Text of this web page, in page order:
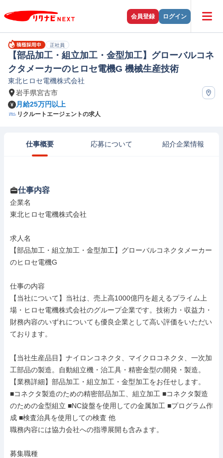
会員登録 ログイン
正社員
【部品加工・組立加工・金型加工】グローバルコネ
クタメーカーのヒロセ電機G 機械生産技術
東北ヒロセ電機株式会社
岩手県宮古市
月給25万円以上
リクルートエージェントの求人
仕事概要 応募について 紹介企業情報
仕事内容
企業名
東北ヒロセ電機株式会社
求人名
【部品加工・組立加工・金型加工】グローバルコネクタメーカー
のヒロセ電機G
仕事の内容
【当社について】当社は、売上高1000億円を超えるプライム上
場・ヒロセ電機株式会社のグループ企業です。技術力・収益力・
財務内容のいずれについても優良企業として高い評価をいただい
ております。
【当社生産品目】ナイロンコネクタ、マイクロコネクタ、一次加
工部品の製造。自動組立機・治工具・精密金型の開発・製造。
【業務詳細】部品加工・組立加工・金型加工をお任せします。
■コネクタ製造のための精密部品加工、組立加工 ■コネクタ製造
のための金型組立 ■NC旋盤を使用しての金属加工 ■プログラム作
成 ■検査治具を使用しての検査 他
職務内容には協力会社への指導展開も含みます。
募集職種